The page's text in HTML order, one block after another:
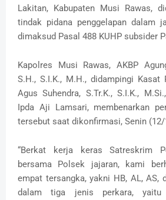
Lakitan, Kabupaten Musi Rawas,
tindak pidana penggelapan dalam
dimaksud Pasal 488 KUHP subsider
Kapolres Musi Rawas, AKBP
S.H., S.I.K., M.H., didampingi Kasat
Agus Suhendra, S.Tr.K., S.I.K.,
Ipda Aji Lamsari, membenarkan
tersebut saat dikonfirmasi, Senin
“Berkat kerja keras Satreskrim
bersama Polsek jajaran, kami
empat tersangka, yakni HB, AL, AS,
dalam tiga jenis perkara, yaitu